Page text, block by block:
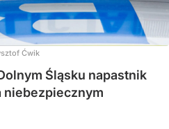
Ćwik
Śląsku napastnik
niebezpiecznym